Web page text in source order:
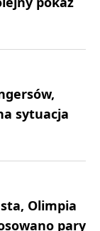
sytuacja
Olimpia
pary